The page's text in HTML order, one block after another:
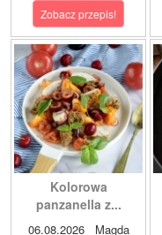
Zobacz przepis!
Kolorowa
panzanella z...
06.08.2026 Magda